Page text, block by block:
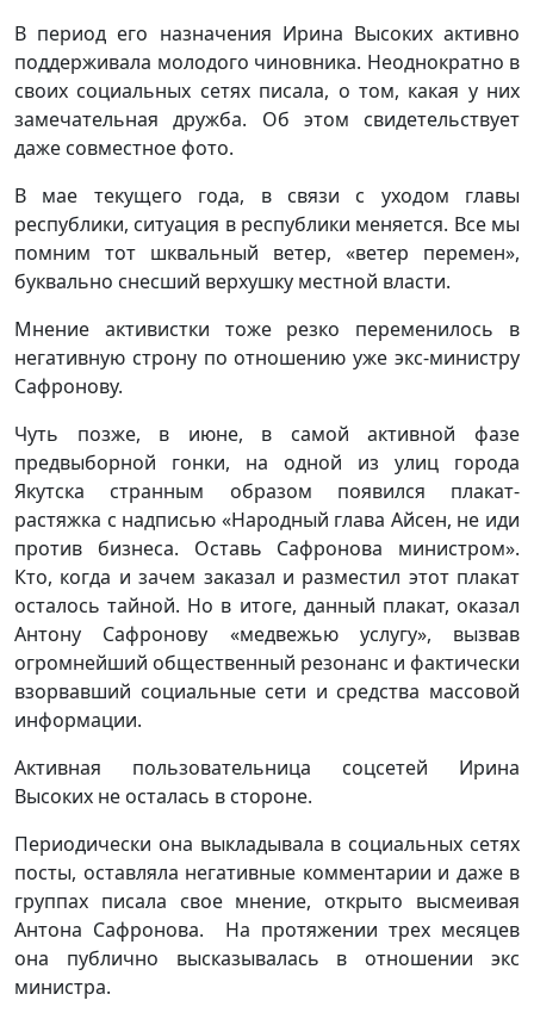
В период его назначения Ирина Высоких активно
поддерживала молодого чиновника. Неоднократно в
своих социальных сетях писала, о том, какая у них
замечательная дружба. Об этом свидетельствует
даже совместное фото.
В мае текущего года, в связи с уходом главы
республики, ситуация в республики меняется. Все мы
помним тот шквальный ветер, «ветер перемен»,
буквально снесший верхушку местной власти.
Мнение активистки тоже резко переменилось в
негативную строну по отношению уже экс-министру
Сафронову.
Чуть позже, в июне, в самой активной фазе
предвыборной гонки, на одной из улиц города
Якутска странным образом появился плакат-
растяжка с надписью «Народный глава Айсен, не иди
против бизнеса. Оставь Сафронова министром».
Кто, когда и зачем заказал и разместил этот плакат
осталось тайной. Но в итоге, данный плакат, оказал
Антону Сафронову «медвежью услугу», вызвав
огромнейший общественный резонанс и фактически
взорвавший социальные сети и средства массовой
информации.
Активная пользовательница соцсетей Ирина
Высоких не осталась в стороне.
Периодически она выкладывала в социальных сетях
посты, оставляла негативные комментарии и даже в
группах писала свое мнение, открыто высмеивая
Антона Сафронова. На протяжении трех месяцев
она публично высказывалась в отношении экс
министра.